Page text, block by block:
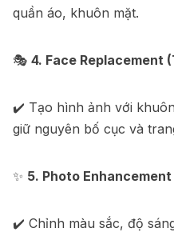
quần áo, khuôn mặt.
🎭 4. Face Replacement
✔️ Tạo hình ảnh với
giữ nguyên bố cục và
✨ 5. Photo
✔️ Chỉnh màu sắc, độ